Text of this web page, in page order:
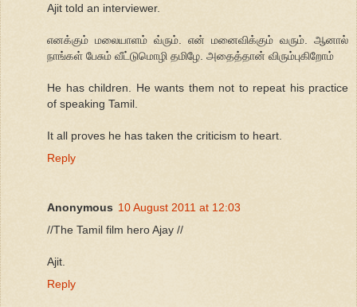
Ajit told an interviewer.
எனக்கும் மலையாளம் வ்ரும். என் மனைவிக்கும் வரும். ஆனால்
நாங்கள் பேசும் வீட்டுமொழி தமிழே. அதைத்தான் விரும்புகிறோம்
He has children. He wants them not to repeat his practice
of speaking Tamil.
It all proves he has taken the criticism to heart.
Reply
Anonymous 10 August 2011 at 12:03
//The Tamil film hero Ajay //
Ajit.
Reply